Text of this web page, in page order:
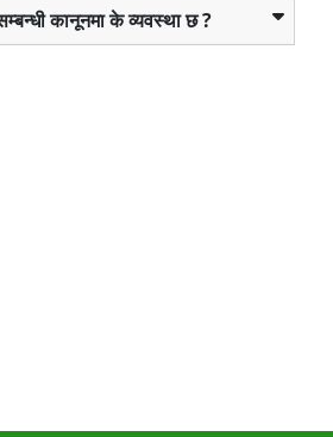
कानूनमा के व्यवस्था छ ?